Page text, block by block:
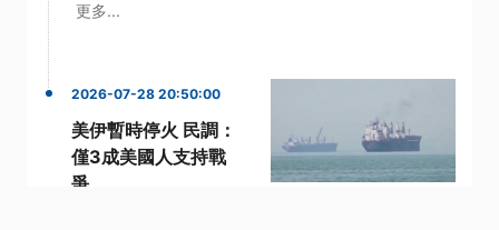
更多...
2026-07-28 20:50:00
美伊暫時停火 民調：
僅3成美國人支持戰
爭